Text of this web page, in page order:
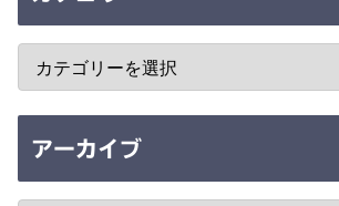
アーカイブ